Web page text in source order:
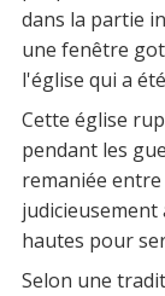
dans la partie
une fenêtre
l'église qui a
Cette église
pendant les
remaniée entre
hautes pour
Selon une